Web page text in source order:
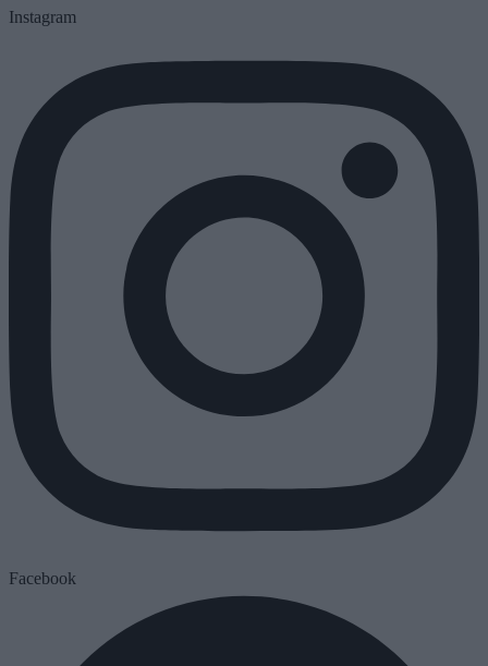
Instagram
Facebook